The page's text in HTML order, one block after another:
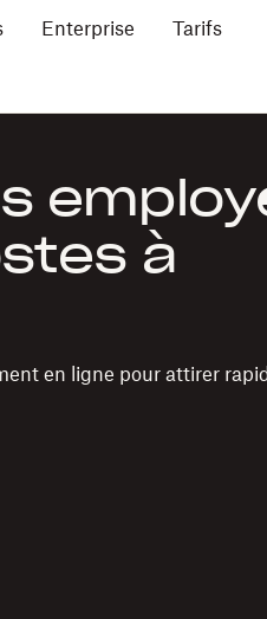
Enterprise Tarifs
à
en ligne pour attirer